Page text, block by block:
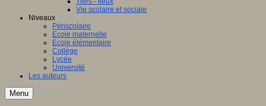
Vie scolaire et sociale
Niveaux
Périscolaire
Ecole maternelle
Ecole élémentaire
Collège
Lycée
Université
Les auteurs
Menu